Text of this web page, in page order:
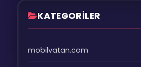
KATEGORİLER
mobilvatan.com